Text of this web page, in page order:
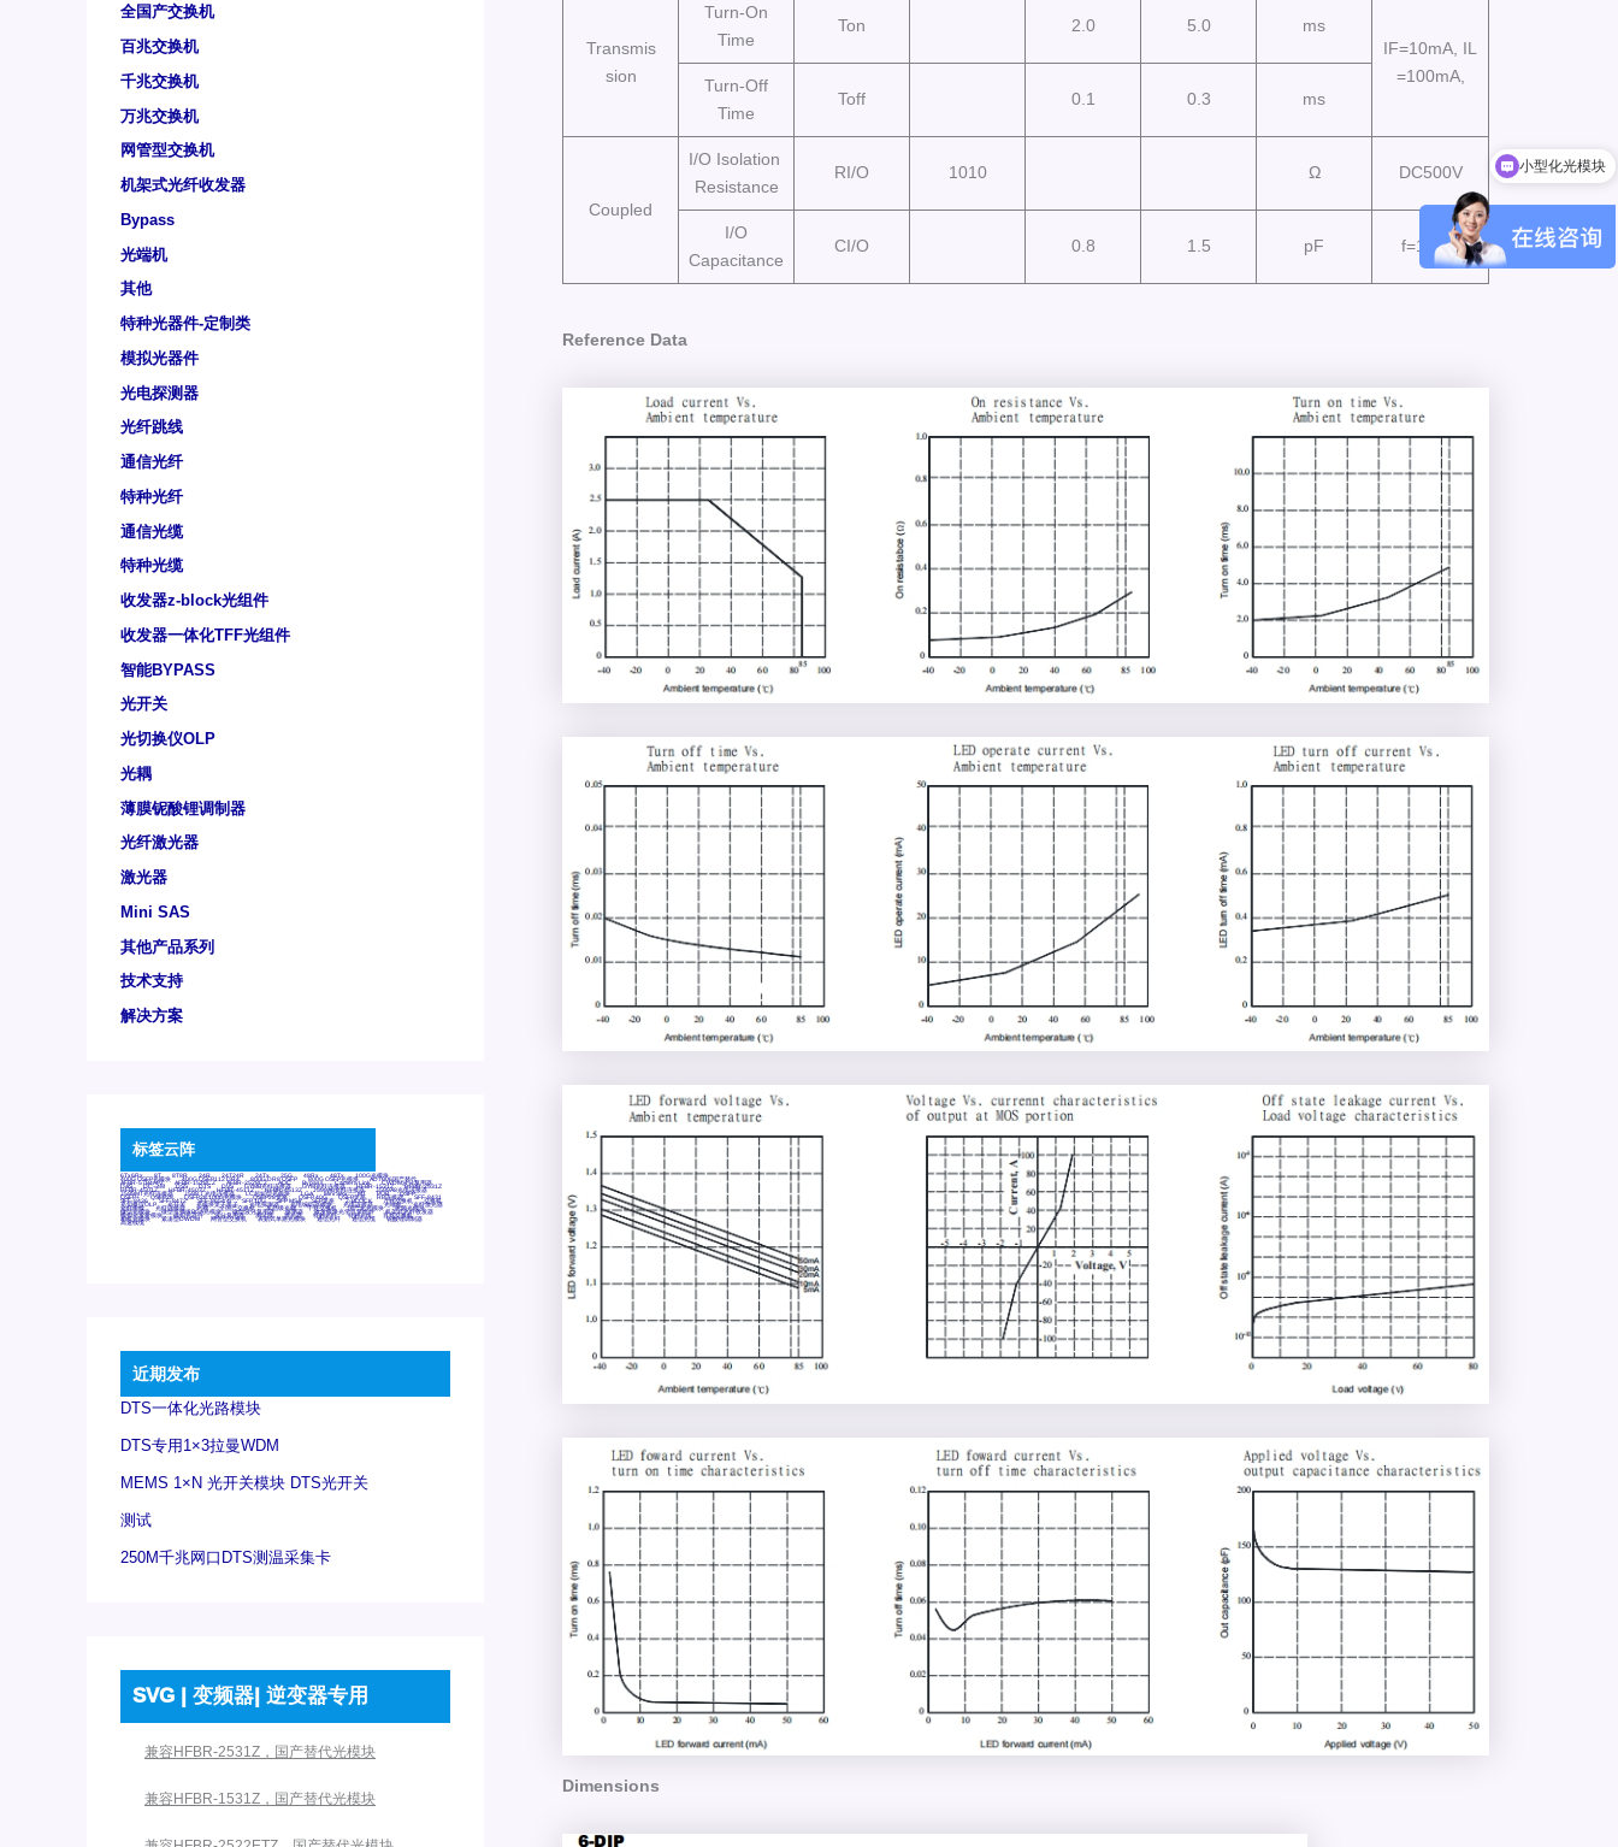
全国产交换机
百兆交换机
千兆交换机
万兆交换机
网管型交换机
机架式光纤收发器
Bypass
光端机
其他
特种光器件-定制类
模拟光器件
光电探测器
光纤跳线
通信光纤
特种光纤
通信光缆
特种光缆
收发器z-block光组件
收发器一体化TFF光组件
智能BYPASS
光开关
光切换仪OLP
光耦
薄膜铌酸锂调制器
光纤激光器
激光器
Mini SAS
其他产品系列
技术支持
解决方案
标签云阵
6Tx6Rx 8T 8T8R 24R 24T24R 24Tx 25G 48Rx 48Tx 100G光模块
400G OSFP光模块 400G QSFP112 DR4 800G DR8 OSFP 800G OSFP光模块 AD7606国产替代
AFBR-57B4APZ AFBR-1528CZ AFBR-2528CZ AOC Bypass Camera Link CWDM波分复用器
DAS DC~4M DSS DTS DVS GYMB光纤连接器 GYM光纤连接器 HFBR-1531Z HFBR-2531Z
HFBR-4501Z HFBR-4503Z HFBR-4511Z HFBR-4513Z J599A6光纤连接器 J599A8光电连接器
J599MT光纤连接器 J599Ⅰ光电连接器 LC超短型光模块 LGA Mini SAS MT POB QSFP
QSFP+ QSFP28 QSFP28 100G光模块 QSFP28笼座 QSFP 40G QSFP笼座 RP连接器 SFF-8431
SFF-8436 SFF-8472 SFF-8654 4i SFP 10G SFP MSA SFP笼座 Z-BLOCK 万兆交换机 交换机
光切换仪OLP 光开关 光模块笼子座子 光电探测器 光电编码器模块 光电连接器 光端机 光纤激光器
光纤跳线 光纤连接器 光耦 全国产交换机 军品级光耦 千兆交换机 国产化光模块 射频光模块
微型光模块 微型可插拔BGA光模块 微型波分复用器 探测器 收发模块光学引擎组件 机架式光纤收发器
模拟光发射模块 模拟光器件 波分复用器 测试版 激光器 特种光纤 特种光缆 百兆交换机
相机光模块 紧凑型DWDM 网管型交换机 表贴式单路光模块 通信光纤 通信光缆 铌酸锂调制器
高速线缆
近期发布
DTS一体化光路模块
DTS专用1×3拉曼WDM
MEMS 1×N 光开关模块 DTS光开关
测试
250M千兆网口DTS测温采集卡
SVG | 变频器| 逆变器专用
兼容HFBR-2531Z，国产替代光模块
兼容HFBR-1531Z，国产替代光模块
Transmis
sion
Turn-On
Time
Ton 2.0 5.0
ms
IF=10mA, IL
=100mA,
Turn-Off
Time
Toff 0.1 0.3 ms
Coupled
I/O Isolation
Resistance
RI/O 1010 Ω DC500V
I/O
Capacitance
CI/O 0.8 1.5 pF f=1MHz
Reference Data
Dimensions
射频光模块